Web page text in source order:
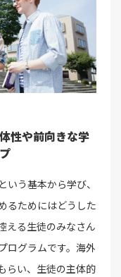
性や前向きな学
いう基本から学び、
るためにはどうした
える生徒のみなさん
ログラムです。海外
らい、生徒の主体的